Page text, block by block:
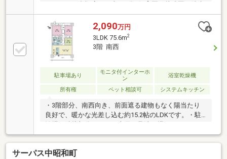
10分圏内に多数■徒歩10分圏内に病院も多数■スーパ
ー・ドラッグストア・コンビニ徒歩5分圏内≪収納豊
富な住みやすい間取り≫■収納豊富な3LDK■LDK17.2帖
■雨でも安心のインナーバルコニー本日ご案内可能で
す♪
2,090万円
3LDK 75.6m2
3階 南西
駐車場あり
モニタ付インターホ
ン
浴室乾燥機
所有権 ペット相談可 システムキッチン
・3階部分、南西向き、前面遮る建物もなく陽当たり
良好で、暖かな光差し込む約15.2帖のLDKです。・駐
ト飼育可能なマンションです（飼育細則による制限あ
り）・段差のないバリアフリー設計でお子様・お年寄
りも安心です。
サーパス中昭和町